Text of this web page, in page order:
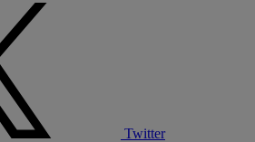
Twitter